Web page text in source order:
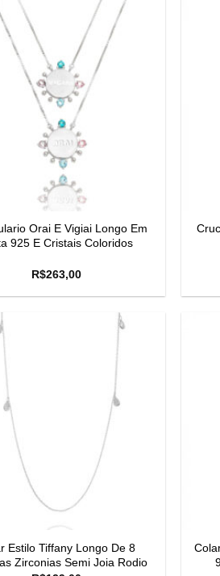
Orai E Vigiai Longo Em
925 E Cristais Coloridos
R$263,00
Estilo Tiffany Longo De 8
Zirconias Semi Joia Rodio